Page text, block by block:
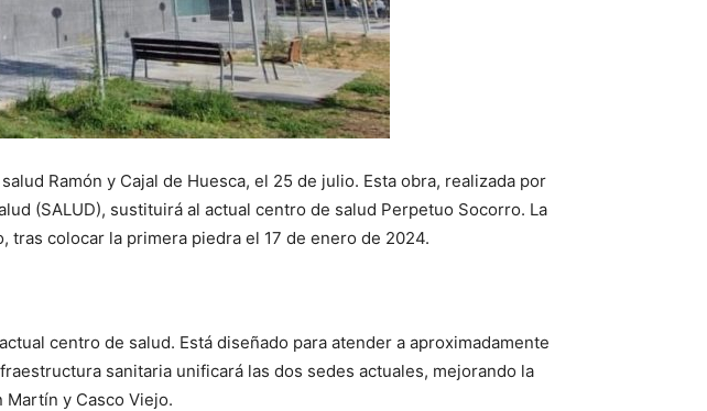
Ramón y Cajal de Huesca, el 25 de julio. Esta obra, realizada por
(SALUD), sustituirá al actual centro de salud Perpetuo Socorro. La
colocar la primera piedra el 17 de enero de 2024.
centro de salud. Está diseñado para atender a aproximadamente
sanitaria unificará las dos sedes actuales, mejorando la
y Casco Viejo.